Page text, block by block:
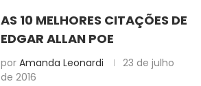
AS 10 MELHORES CITAÇÕES DE
EDGAR ALLAN POE
por Amanda Leonardi
23 de julho
de 2016